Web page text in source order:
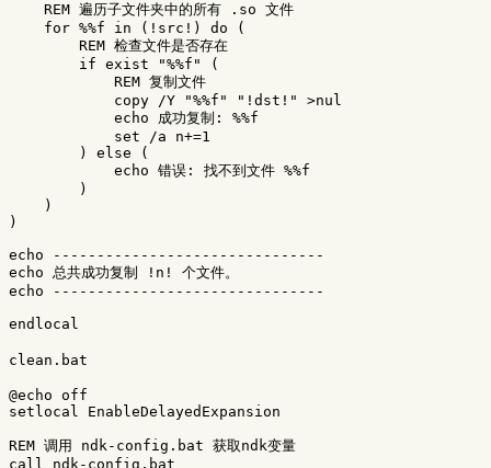
REM 遍历子文件夹中的所有 .so 文件
for %%f in ( !src! ) do
(
REM 检查文件是否存在
if exist "%%f "
(
REM 复制文件
copy /Y "%%f " " !dst! " >nul
echo 成功复制: %%f
set
/a n+=1
)
else
(
echo 错误: 找不到文件 %%f
)
)
)
echo
-------------------------------
echo 总共成功复制 !n!
echo
-------------------------------
endlocal
clean.bat
@echo off
setlocal
EnableDelayedExpansion
REM 调用 ndk-config.bat 获取ndk变量
call
ndk -config .bat